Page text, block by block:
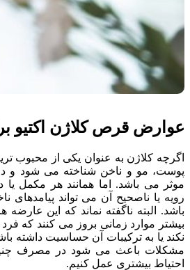
عوارض قرص کلاژن اکتیو
اگرچه کلاژن به عنوان یکی از محبوب
پوست، مو و ناخن شناخته می شود و
موثر می باشد. اما همانند هر مکمل
رویه یا ناصحیح آن می تواند پیامدهای
باشد. البته ناگفته نماند که این عارضه
بیشتر موارد زمانی بروز می کنند که
نکند یا به ترکیبات آن حساسیت داشته
مشکلات باعث می شود در مصرف
احتیاط بیشتری عمل کنیم.